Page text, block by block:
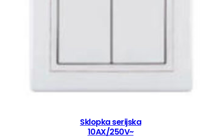
Sklopka serijska
10AX/250V~